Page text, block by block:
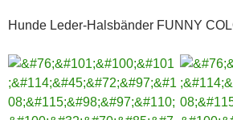
Hunde Leder-Halsbänder FUNNY